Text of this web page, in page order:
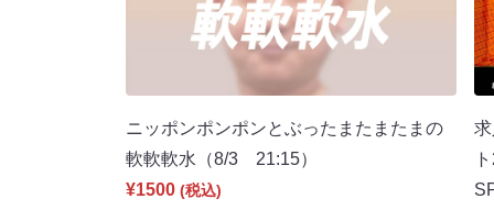
ニッポンポンポンとぶったまたまたまの
軟軟軟水（8/3 21:15）
¥1500 (税込)